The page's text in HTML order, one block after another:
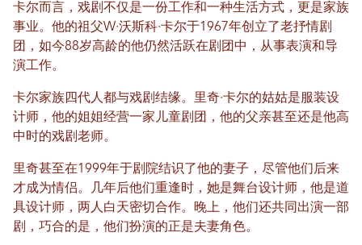
卡尔而言，戏剧不仅是一份工作和一种生活方式，更是家族
事业。他的祖父W·沃斯科·卡尔于1967年创立了老抒情剧
团，如今88岁高龄的他仍然活跃在剧团中，从事表演和导
演工作。
卡尔家族四代人都与戏剧结缘。里奇·卡尔的姑姑是服装设
计师，他的姐姐经营一家儿童剧团，他的父亲甚至还是他高
中时的戏剧老师。
里奇甚至在1999年于剧院结识了他的妻子，尽管他们后来
才成为情侣。几年后他们重逢时，她是舞台设计师，他是道
具设计师，两人白天密切合作。晚上，他们还共同出演一部
剧，巧合的是，他们扮演的正是夫妻角色。